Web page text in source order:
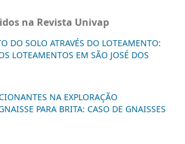
na Revista Univap
DO SOLO ATRAVÉS DO LOTEAMENTO:
LOTEAMENTOS EM SÃO JOSÉ DOS
NA EXPLORAÇÃO
PARA BRITA: CASO DE GNAISSES